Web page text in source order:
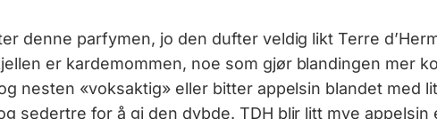
denne parfymen, jo den dufter veldig likt Terre
er kardemommen, noe som gjør blandingen mer
nesten «voksaktig» eller bitter appelsin blandet med
sedertre for å gi den dybde. TDH blir litt mye appelsin